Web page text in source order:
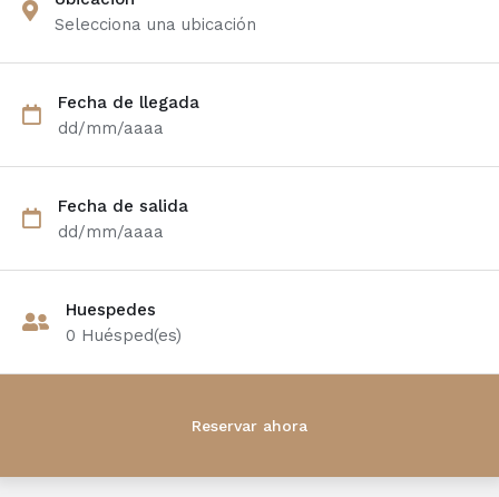
Selecciona una ubicación
Fecha de llegada
dd/mm/aaaa
Fecha de salida
dd/mm/aaaa
Huespedes
0 Huésped(es)